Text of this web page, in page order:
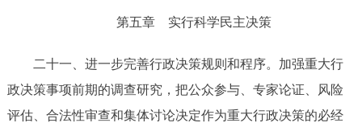
第五章 实行科学民主决策
二十一 、进一步完善行政决策规则和程序。加强重大行
政决策事项前期的调查研究，把公众参与、专家论证、风险
评估、合法性审查和集体讨论决定作为重大行政决策的必经